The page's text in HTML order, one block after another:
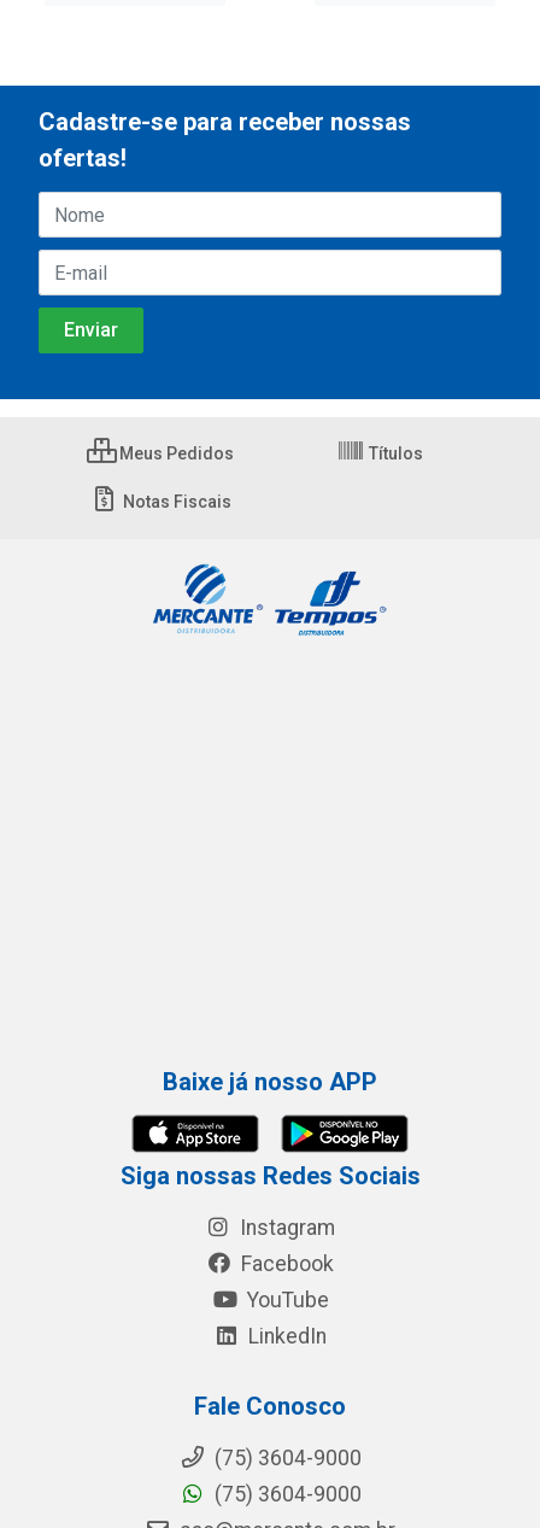
Cadastre-se para receber nossas
ofertas!
Meus Pedidos Títulos
Notas Fiscais
Baixe já nosso APP
Siga nossas Redes Sociais
Instagram
Facebook
YouTube
LinkedIn
Fale Conosco
(75) 3604-9000
(75) 3604-9000